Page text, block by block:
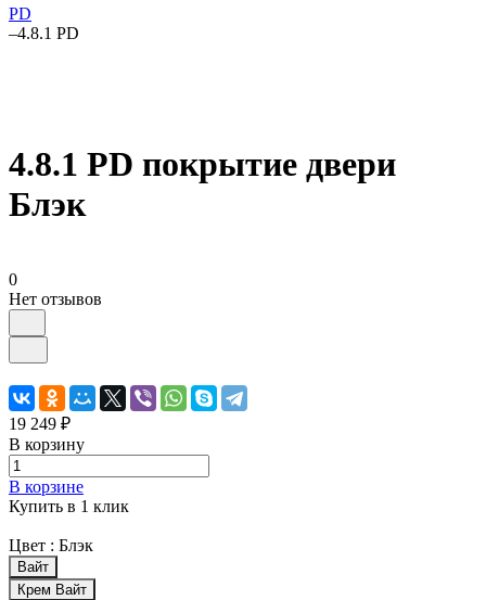
PD
–4.8.1 PD
4.8.1 PD покрытие двери
Блэк
0
Нет отзывов
19 249 ₽
В корзину
В корзине
Купить в 1 клик
Цвет : Блэк
Вайт
Крем Вайт